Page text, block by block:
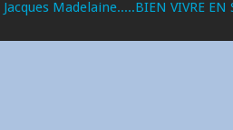
Jacques Madelaine.....BIEN VIVRE EN